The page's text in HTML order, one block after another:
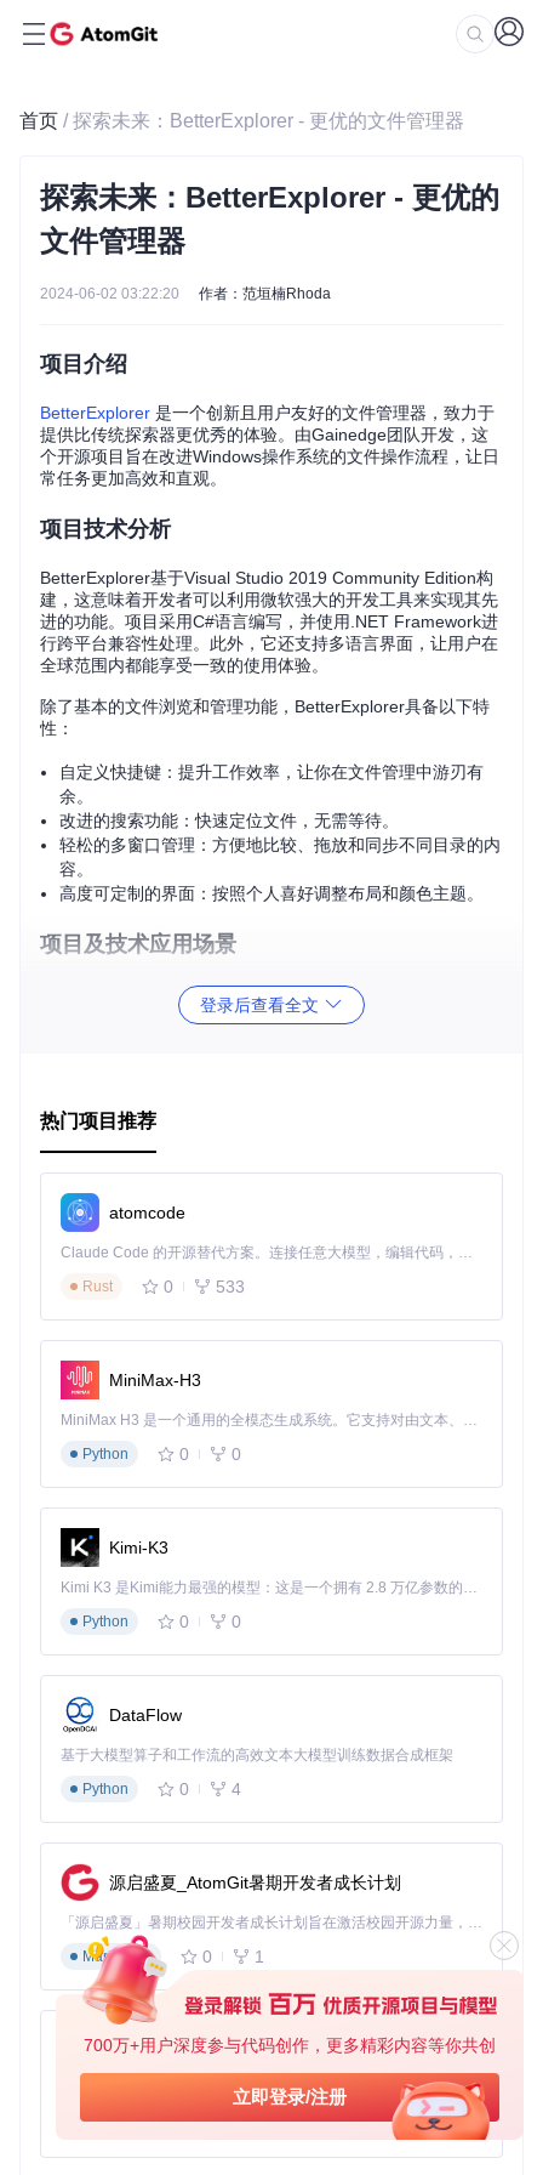
700万+用户深度参与代码创作，更多精彩内容等你共创
立即登录/注册
首页 / 探索未来：BetterExplorer - 更优的文件管理器
探索未来：BetterExplorer - 更优的
文件管理器
2024-06-02 03:22:20 作者：范垣楠Rhoda
项目介绍
BetterExplorer 是一个创新且用户友好的文件管理器，致力于
提供比传统探索器更优秀的体验。由Gainedge团队开发，这
个开源项目旨在改进Windows操作系统的文件操作流程，让日
常任务更加高效和直观。
项目技术分析
BetterExplorer基于Visual Studio 2019 Community Edition构
建，这意味着开发者可以利用微软强大的开发工具来实现其先
进的功能。项目采用C#语言编写，并使用.NET Framework进
行跨平台兼容性处理。此外，它还支持多语言界面，让用户在
全球范围内都能享受一致的使用体验。
除了基本的文件浏览和管理功能，BetterExplorer具备以下特
性：
自定义快捷键：提升工作效率，让你在文件管理中游刃有
余。
改进的搜索功能：快速定位文件，无需等待。
轻松的多窗口管理：方便地比较、拖放和同步不同目录的内
容。
高度可定制的界面：按照个人喜好调整布局和颜色主题。
项目及技术应用场景
无论你是日常用户还是高级开发者，BetterExplorer都能满足
你的需求。对于普通用户，它简化了文件查找和管理的过程；
在家庭电脑上个性化设置，BetterExplorer都是一个理想的选
项目特点
易用性 ：界面直观，操作便捷，让文件管理变得简单。
高度定制化 ：通过自定义快捷键和主题，打造个性化的文件
管理体验。
社区驱动：活跃的开发团队和用户社区，不断修复问题并添
加新功能。
多语言支持：跨越地域限制，面向全球用户提供服务。
为了贡献你的力量或者获取最新的测试版本，只需访问项目页
面，点击"ZIP"按钮下载源码，跟随提供的步骤轻松构建属于你
那么不要错过这个卓越的开源项目。赶快加入BetterExplorer
的世界，开启你的高效之旅！
登录后查看全文
热门项目推荐
atomcode
Claude Code 的开源替代方案。连接任意大模型，编辑代码，运行命令，自动验证 — 全自动执行。用 Rust 构建，极致性能。 ｜ An open-source alternative to Claude Code. Connect any LLM, edit code, run commands, and verify changes — autonomously. Built in Rust for speed. Get Started
Rust
0 533
MiniMax-H3
MiniMax H3 是一个通用的全模态生成系统。它支持对由文本、图像、视频和音频组成的多模态上下文进行统一理解，并能生成分辨率高达 2K、时长可达 15 秒的带原生立体声音频的视频。得益于面向任务泛化的系统设计，H3 在预训练阶段就已具备广泛的多模态上下文理解与生成能力，能够出色地执行复杂的多模态指令。
Python
0 0
Kimi-K3
Kimi K3 是Kimi能力最强的模型：这是一个拥有 2.8 万亿参数的混合专家（MoE）模型，具备原生视觉理解能力，并支持 100 万 token 的上下文窗口。
Python
0 0
DataFlow
基于大模型算子和工作流的高效文本大模型训练数据合成框架
Python
0 4
源启盛夏_AtomGit暑期开发者成长计划
「源启盛夏」暑期校园开发者成长计划旨在激活校园开源力量，通过积分激励、认证扶持、资源倾斜等形式，引导高校组织和开发者完成「入驻 — 建项目 — 做贡献 — 获认证 — 得资源」的完整闭环。无论你是想带领社团入驻平台的组织者，还是希望用代码贡献证明自己的开发者，都能在这里找到属于你的成长路径。
Markdown
0 1
py-xiaozhi
基于Python的Xiaozhi AI，适用于想要完整Xiaozhi体验而无需拥有专用硬件的用户。
Python
0 1